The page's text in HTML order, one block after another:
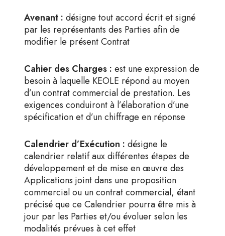
Avenant : désigne tout accord écrit et signé
par les représentants des Parties afin de
modifier le présent Contrat
Cahier des Charges : est une expression de
besoin à laquelle KEOLE répond au moyen
d’un contrat commercial de prestation. Les
exigences conduiront à l’élaboration d’une
spécification et d’un chiffrage en réponse
Calendrier d’Exécution : désigne le
calendrier relatif aux différentes étapes de
développement et de mise en œuvre des
Applications joint dans une proposition
commercial ou un contrat commercial, étant
précisé que ce Calendrier pourra être mis à
jour par les Parties et/ou évoluer selon les
modalités prévues à cet effet